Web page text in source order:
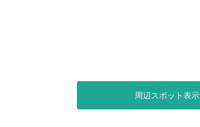
周辺スポット表示